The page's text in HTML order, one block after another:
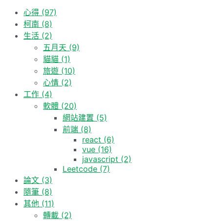
章:
心得 (97)
柯南 (8)
生活 (2)
五月天 (9)
貓貓 (1)
旅遊 (10)
心情 (2)
工作 (4)
軟體 (20)
網站建置 (5)
前端 (8)
react (6)
vue (16)
javascript (2)
Leetcode (7)
論文 (3)
隨筆 (8)
其他 (11)
轉載 (2)